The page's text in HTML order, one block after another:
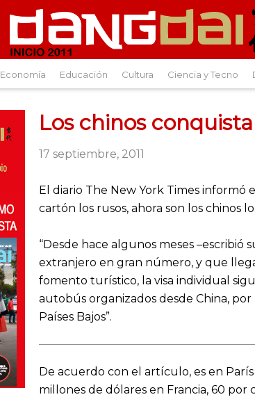
Economía Educación Cultura Ciencia y Tecno
Los chinos
17 septiembre, 2011
El diario The New York Times informó
cartón los rusos, ahora son los chinos
“Desde hace algunos meses
extranjero en gran número, y que
fomento turístico, la visa individual
autobús organizados desde China, por
Países Bajos”.
De acuerdo con el artículo, es en
millones de dólares en Francia, 60 por